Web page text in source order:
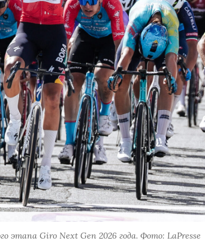
этапа Giro Next Gen 2026 года. Фото: LaPresse